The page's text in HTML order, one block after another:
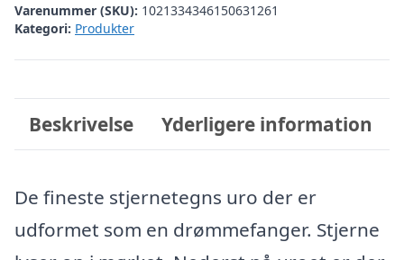
Varenummer (SKU): 1021334346150631261
Kategori: Produkter
Beskrivelse Yderligere information
De fineste stjernetegns uro der er
udformet som en drømmefanger. Stjerne